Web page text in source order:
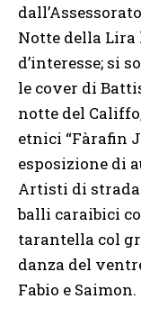
Notte della
d’interesse; si
le cover di
notte del
etnici “Fàrafin
esposizione di
Artisti di
balli caraibici
tarantella col
danza del
Fabio e Saimon.